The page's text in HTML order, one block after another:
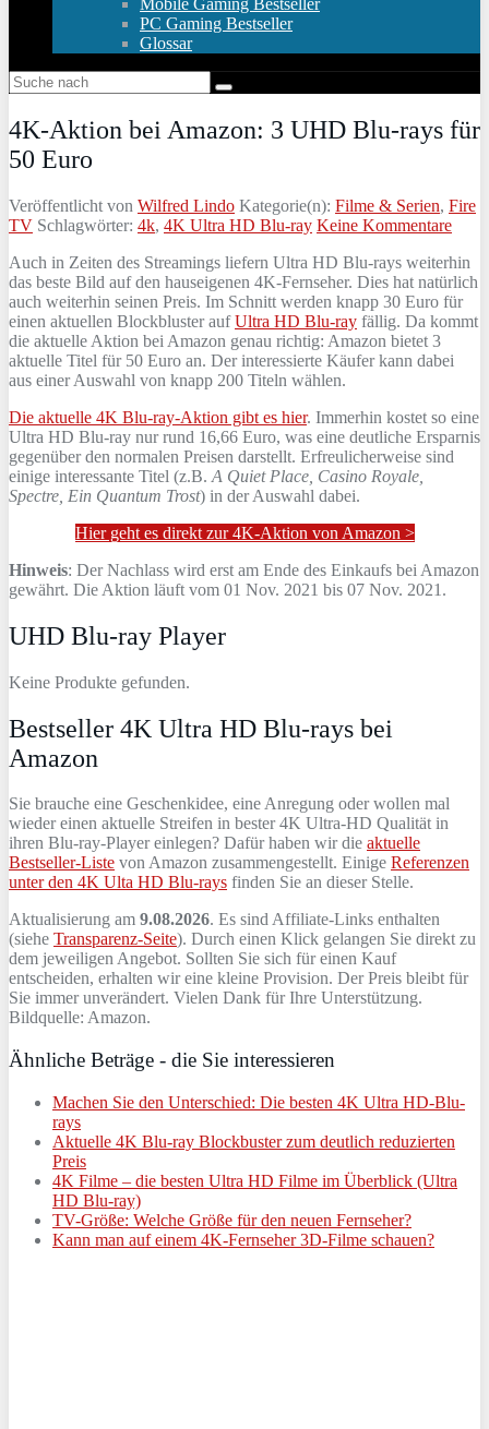
Mobile Gaming Bestseller
PC Gaming Bestseller
Glossar
4K-Aktion bei Amazon: 3 UHD Blu-rays für
50 Euro
Veröffentlicht von Wilfred Lindo Kategorie(n): Filme & Serien, Fire
TV Schlagwörter: 4k, 4K Ultra HD Blu-ray Keine Kommentare
Auch in Zeiten des Streamings liefern Ultra HD Blu-rays weiterhin
das beste Bild auf den hauseigenen 4K-Fernseher. Dies hat natürlich
auch weiterhin seinen Preis. Im Schnitt werden knapp 30 Euro für
einen aktuellen Blockbluster aufUltra HD Blu-ray fällig. Da kommt
die aktuelle Aktion bei Amazon genau richtig: Amazon bietet 3
aktuelle Titel für 50 Euro an. Der interessierte Käufer kann dabei
aus einer Auswahl von knapp 200 Titeln wählen.
Die aktuelle 4K Blu-ray-Aktion gibt es hier. Immerhin kostet so eine
Ultra HD Blu-ray nur rund 16,66 Euro, was eine deutliche Ersparnis
gegenüber den normalen Preisen darstellt. Erfreulicherweise sind
einige interessante Titel (z.B. A Quiet Place, Casino Royale,
Spectre, Ein Quantum Trost) in der Auswahl dabei.
Hier geht es direkt zur 4K-Aktion von Amazon >
Hinweis: Der Nachlass wird erst am Ende des Einkaufs bei Amazon
gewährt. Die Aktion läuft vom 01 Nov. 2021 bis 07 Nov. 2021.
UHD Blu-ray Player
Keine Produkte gefunden.
Bestseller 4K Ultra HD Blu-rays bei
Amazon
Sie brauche eine Geschenkidee, eine Anregung oder wollen mal
wieder einen aktuelle Streifen in bester 4K Ultra-HD Qualität in
ihren Blu-ray-Player einlegen? Dafür haben wir die aktuelle
Bestseller-Liste von Amazon zusammengestellt. Einige Referenzen
unter den 4K Ulta HD Blu-rays finden Sie an dieser Stelle.
Aktualisierung am 9.08.2026. Es sind Affiliate-Links enthalten
(siehe Transparenz-Seite). Durch einen Klick gelangen Sie direkt zu
dem jeweiligen Angebot. Sollten Sie sich für einen Kauf
entscheiden, erhalten wir eine kleine Provision. Der Preis bleibt für
Sie immer unverändert. Vielen Dank für Ihre Unterstützung.
Bildquelle: Amazon.
Ähnliche Beträge - die Sie interessieren
Machen Sie den Unterschied: Die besten 4K Ultra HD-Blu-
rays
Aktuelle 4K Blu-ray Blockbuster zum deutlich reduzierten
Preis
4K Filme – die besten Ultra HD Filme im Überblick (Ultra
HD Blu-ray)
TV-Größe: Welche Größe für den neuen Fernseher?
Kann man auf einem 4K-Fernseher 3D-Filme schauen?